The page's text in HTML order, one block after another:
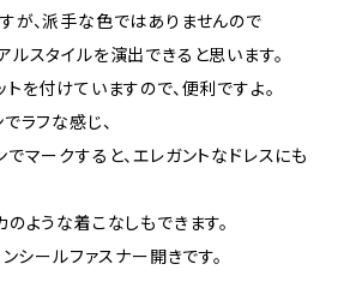
が、派手な色ではありませんので
ルスタイルを演出できると思います。
を付けていますので、便利ですよ。
ラフな感じ、
マークすると、エレガントなドレスにも
ような着こなしもできます。
シールファスナー開きです。